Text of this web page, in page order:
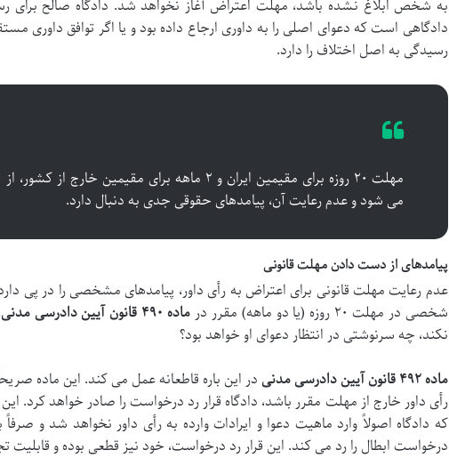
به شخص ابلاغ نشده باشد، مهلت اعتراض آغاز نخواهد شد. دادگاه صالح برای
دادگاهی است که دعوای اصلی را به داوری ارجاع داده بود و یا اگر توافق داوری
رسیدگی به اصل اختلاف را دارد.
مهلت ۲۰ روزه برای مقیمین ایران و ۲ ماهه برای مقیمین
می شود و عدم رعایت آن، پیامدهای حقوقی جدی به دنبال دارد.
پیامدهای از دست دادن مهلت قانونی
عدم رعایت مهلت قانونی برای اعتراض به رأی داور، پیامدهای مشخصی را در پی
شخصی در مهلت ۲۰ روزه (یا دو ماهه) مقرر در
ماده ۴۹۰ قانون آیین دادرسی مدنی
نکند، چه سرنوشتی در انتظار دعوای او خواهد بود؟
ماده ۴۹۲ قانون آیین دادرسی مدنی
در این باره قاطعانه عمل می کند. این ماده
رأی داور خارج از مهلت مقرر باشد، دادگاه قرار رد درخواست را صادر خواهد کرد.
که دادگاه اصولاً وارد ماهیت دعوا و ایرادات وارده به رأی داور نخواهد شد و
درخواست ابطال را رد می کند. این قرار رد درخواست، خود نیز قطعی بوده و قابلیت